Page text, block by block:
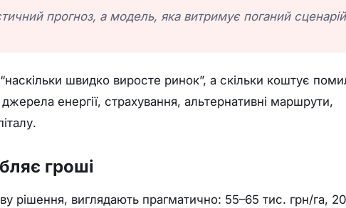
прогноз, а модель, яка витримує поганий
швидко виросте ринок”, а скільки коштує
енергії, страхування, альтернативні маршрути,
гроші
рішення, виглядають прагматично: 55–65 тис. грн/га,